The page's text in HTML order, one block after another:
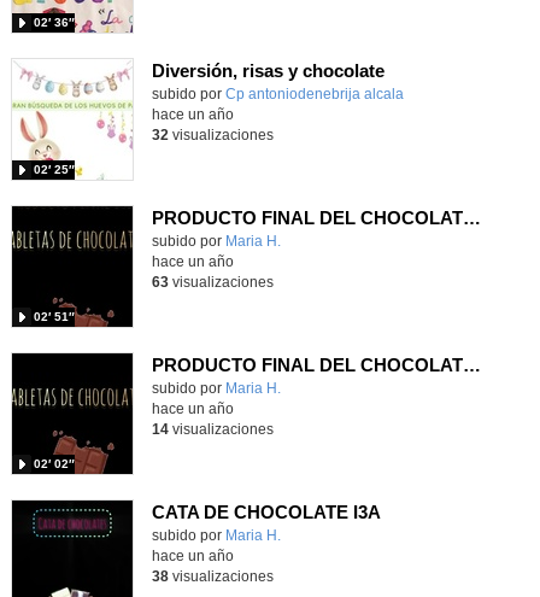
02′ 36″
Diversión, risas y chocolate
Contenido educativo.
subido por Cp antoniodenebrija alcala
02′ 25″
hace un año
32 visualizaciones
PRODUCTO FINAL DEL CHOCOLATE I3B
Contenido educativo.
subido por Maria H.
02′ 51″
hace un año
63visualizaciones
PRODUCTO FINAL DEL CHOCOLATE I3A
Contenido educativo.
subido por Maria H.
02′ 02″
hace un año
14visualizaciones
CATA DE CHOCOLATE I3A
Contenido educativo.
subido por Maria H.
hace un año
38visualizaciones